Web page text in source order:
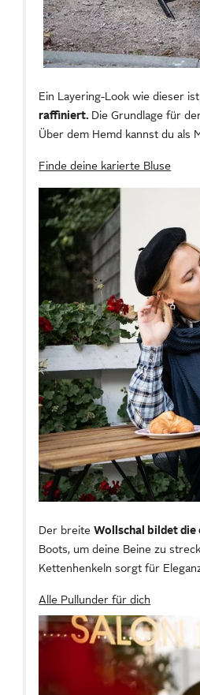
Ein Layering-Look wie dieser
raffiniert. Die Grundlage für
Über dem Hemd kannst du als
Finde deine karierte Bluse
Der breiteWollschal bildet die
Boots, um deine Beine zu
Kettenhenkeln sorgt für
Alle Pullunder für dich